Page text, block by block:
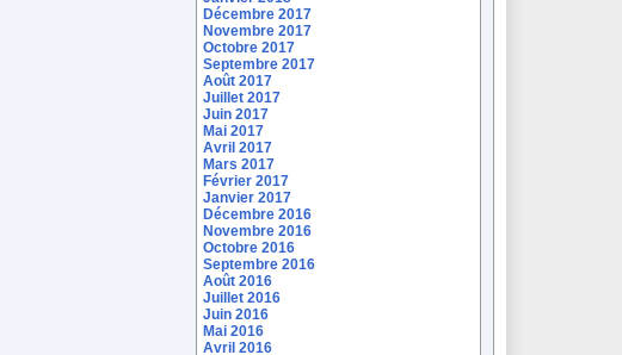
Décembre 2017
Novembre 2017
Octobre 2017
Septembre 2017
Août 2017
Juillet 2017
Juin 2017
Mai 2017
Avril 2017
Mars 2017
Février 2017
Janvier 2017
Décembre 2016
Novembre 2016
Octobre 2016
Septembre 2016
Août 2016
Juillet 2016
Juin 2016
Mai 2016
Avril 2016